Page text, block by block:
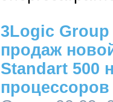
3Logic Group
продаж
Standart 500